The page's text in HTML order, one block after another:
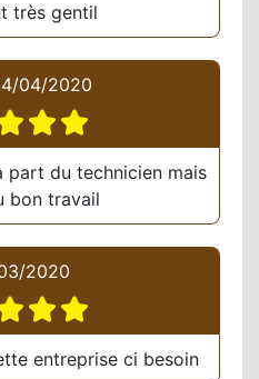
très gentil
04/2020
part du technicien mais
bon travail
2020
entreprise ci besoin